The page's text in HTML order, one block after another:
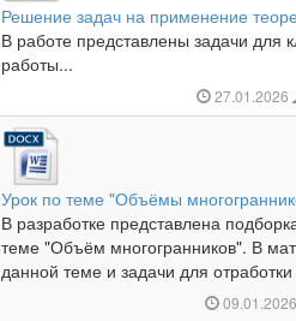
Решение задач на применение
В работе представлены задачи
работы...
27.01.2026
Урок по теме "Объёмы
В разработке представлена
теме "Объём многогранников". В
данной теме и задачи для